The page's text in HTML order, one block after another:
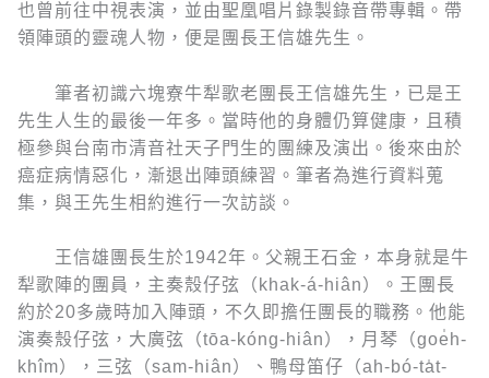
也曾前往中視表演，並由聖凰唱片錄製錄音帶專輯。帶
領陣頭的靈魂人物，便是團長王信雄先生。
筆者初識六塊寮牛犁歌老團長王信雄先生，已是王
先生人生的最後一年多。當時他的身體仍算健康，且積
極參與台南市清音社天子門生的團練及演出。後來由於
癌症病情惡化，漸退出陣頭練習。筆者為進行資料蒐
集，與王先生相約進行一次訪談。
王信雄團長生於1942年。父親王石金，本身就是牛
犁歌陣的團員，主奏殼仔弦（khak-á-hiân）。王團長
約於20多歲時加入陣頭，不久即擔任團長的職務。他能
演奏殼仔弦，大廣弦（tōa-kóng-hiân），月琴（goe̍h-
khîm），三弦（sam-hiân）、鴨母笛仔（ah-bó-ta̍t-